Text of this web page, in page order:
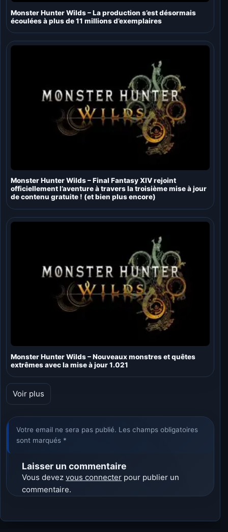
Monster Hunter Wilds – La production s’est désormais
écoulées à plus de 11 millions d’exemplaires
Monster Hunter Wilds – Final Fantasy XIV rejoint
officiellement l’aventure à travers la troisième mise à jour
de contenu gratuite ! (et bien plus encore)
Monster Hunter Wilds – Nouveaux monstres et quêtes
extrêmes avec la mise à jour 1.021
Voir plus
Votre email ne sera pas publié. Les champs obligatoires
sont marqués *
Laisser un commentaire
Vous devezvous connecter pour publier un
commentaire.